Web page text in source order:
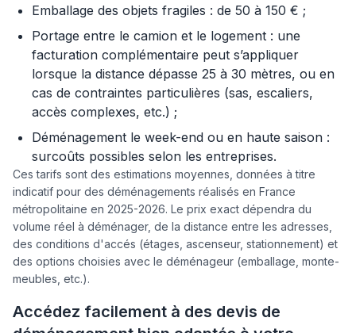
Emballage des objets fragiles : de 50 à 150 € ;
Portage entre le camion et le logement : une
facturation complémentaire peut s’appliquer
lorsque la distance dépasse 25 à 30 mètres, ou en
cas de contraintes particulières (sas, escaliers,
accès complexes, etc.) ;
Déménagement le week-end ou en haute saison :
surcoûts possibles selon les entreprises.
Ces tarifs sont des estimations moyennes, données à titre
indicatif pour des déménagements réalisés en France
métropolitaine en 2025-2026. Le prix exact dépendra du
volume réel à déménager, de la distance entre les adresses,
des conditions d'accés (étages, ascenseur, stationnement) et
des options choisies avec le déménageur (emballage, monte-
meubles, etc.).
Accédez facilement à des devis de